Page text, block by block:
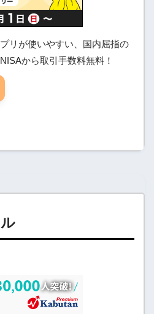
リが使いやすい、国内屈指の
から取引手数料無料！